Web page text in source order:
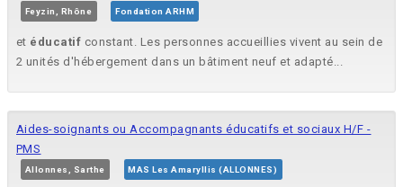
Feyzin, Rhône Fondation ARHM
et éducatif constant. Les personnes accueillies vivent au sein de
2 unités d'hébergement dans un bâtiment neuf et adapté...
Aides-soignants ou Accompagnants éducatifs et sociaux H/F -
PMS
Allonnes, Sarthe MAS Les Amaryllis (ALLONNES)